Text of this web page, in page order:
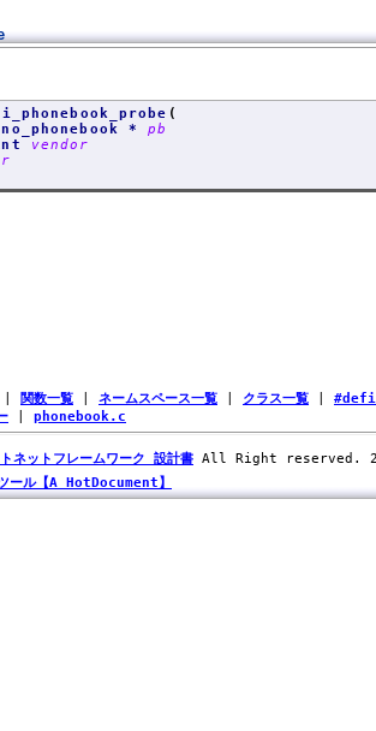
(
*pb
vendor
関数一覧 ネームスペース一覧 クラス一覧
phonebook.c
トネットフレームワーク 設計書 All Right reserved.
ール【A HotDocument】